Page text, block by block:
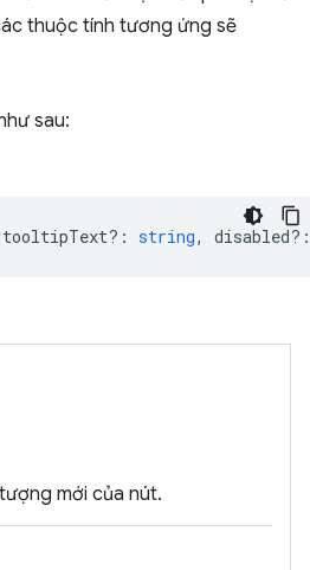
thuộc tính tương ứng sẽ
sau:
tooltipText? : string, disabled? :
mới của nút.